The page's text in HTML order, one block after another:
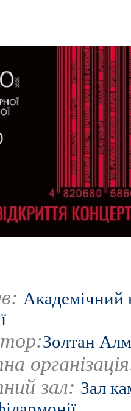
Академічний
Золтан
зал: Зал